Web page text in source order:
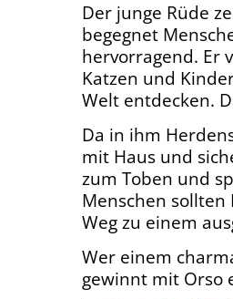
Der junge Rüde
begegnet
hervorragend. Er
Katzen und
Welt entdecken.
Da in ihm
mit Haus und
zum Toben und
Menschen
Weg zu einem
Wer einem
gewinnt mit Orso